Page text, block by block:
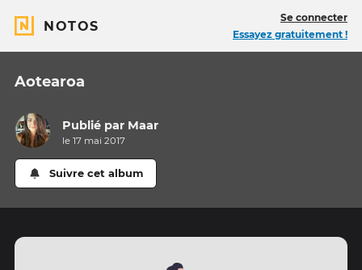
NOTOS
Se connecter
Essayez gratuitement !
Aotearoa
Publié par Maar
le 17 mai 2017
Suivre cet album